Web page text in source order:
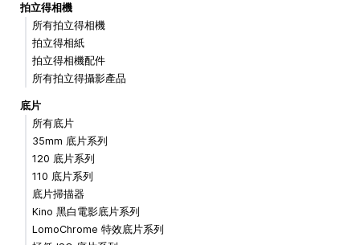
拍立得相機
所有拍立得相機
拍立得相紙
拍立得相機配件
所有拍立得攝影產品
底片
所有底片
35mm 底片系列
120 底片系列
110 底片系列
底片掃描器
Kino 黑白電影底片系列
LomoChrome 特效底片系列